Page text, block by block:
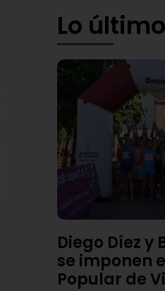
Lo último
Diego Díez y
se imponen
Popular de